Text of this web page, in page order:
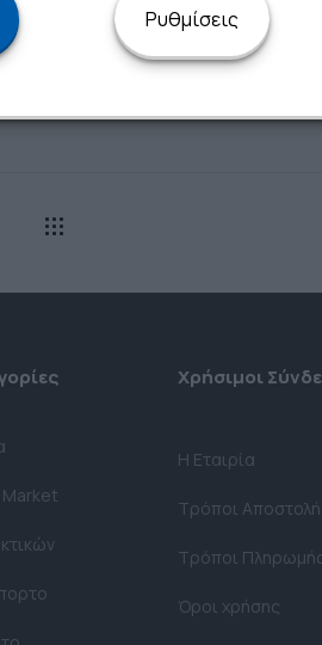
Ρυθμίσεις
Χρήσιμοι
H Εταιρία
Τρόποι
Τρόποι
Όροι χρήσης